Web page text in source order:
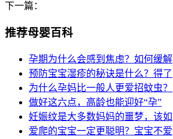
下一篇：
推荐母婴百科
孕期为什么会感到焦虑？如何缓解
预防宝宝湿疹的秘诀是什么？得了
为什么孕妈比一般人更爱招蚊虫？
做好这六点，高龄也能迎好“孕”
妊娠纹是大多数妈妈的噩梦，该如
爱爬的宝宝一定更聪明？宝宝不爱